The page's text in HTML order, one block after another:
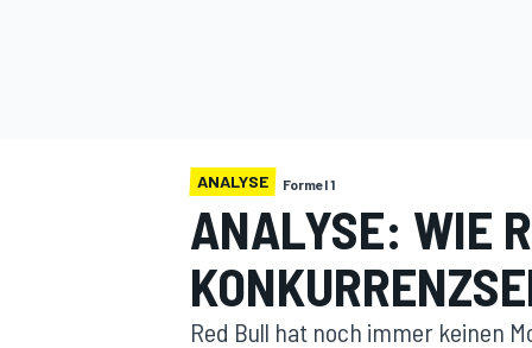
ANALYSE Formel 1
ANALYSE: WIE
Red Bull hat noch immer keinen